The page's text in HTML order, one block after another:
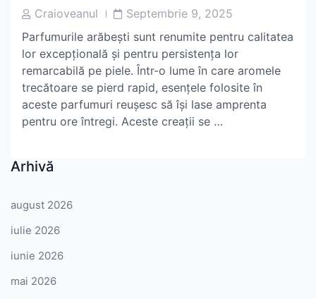
PostCraioveanul
PostSeptembrie 9, 2025
Parfumurile arăbești sunt renumite pentru calitatea
lor excepțională și pentru persistența lor
remarcabilă pe piele. Într-o lume în care aromele
trecătoare se pierd rapid, esențele folosite în
aceste parfumuri reușesc să își lase amprenta
pentru ore întregi. Aceste creații se …
Arhivă
august 2026
iulie 2026
iunie 2026
mai 2026